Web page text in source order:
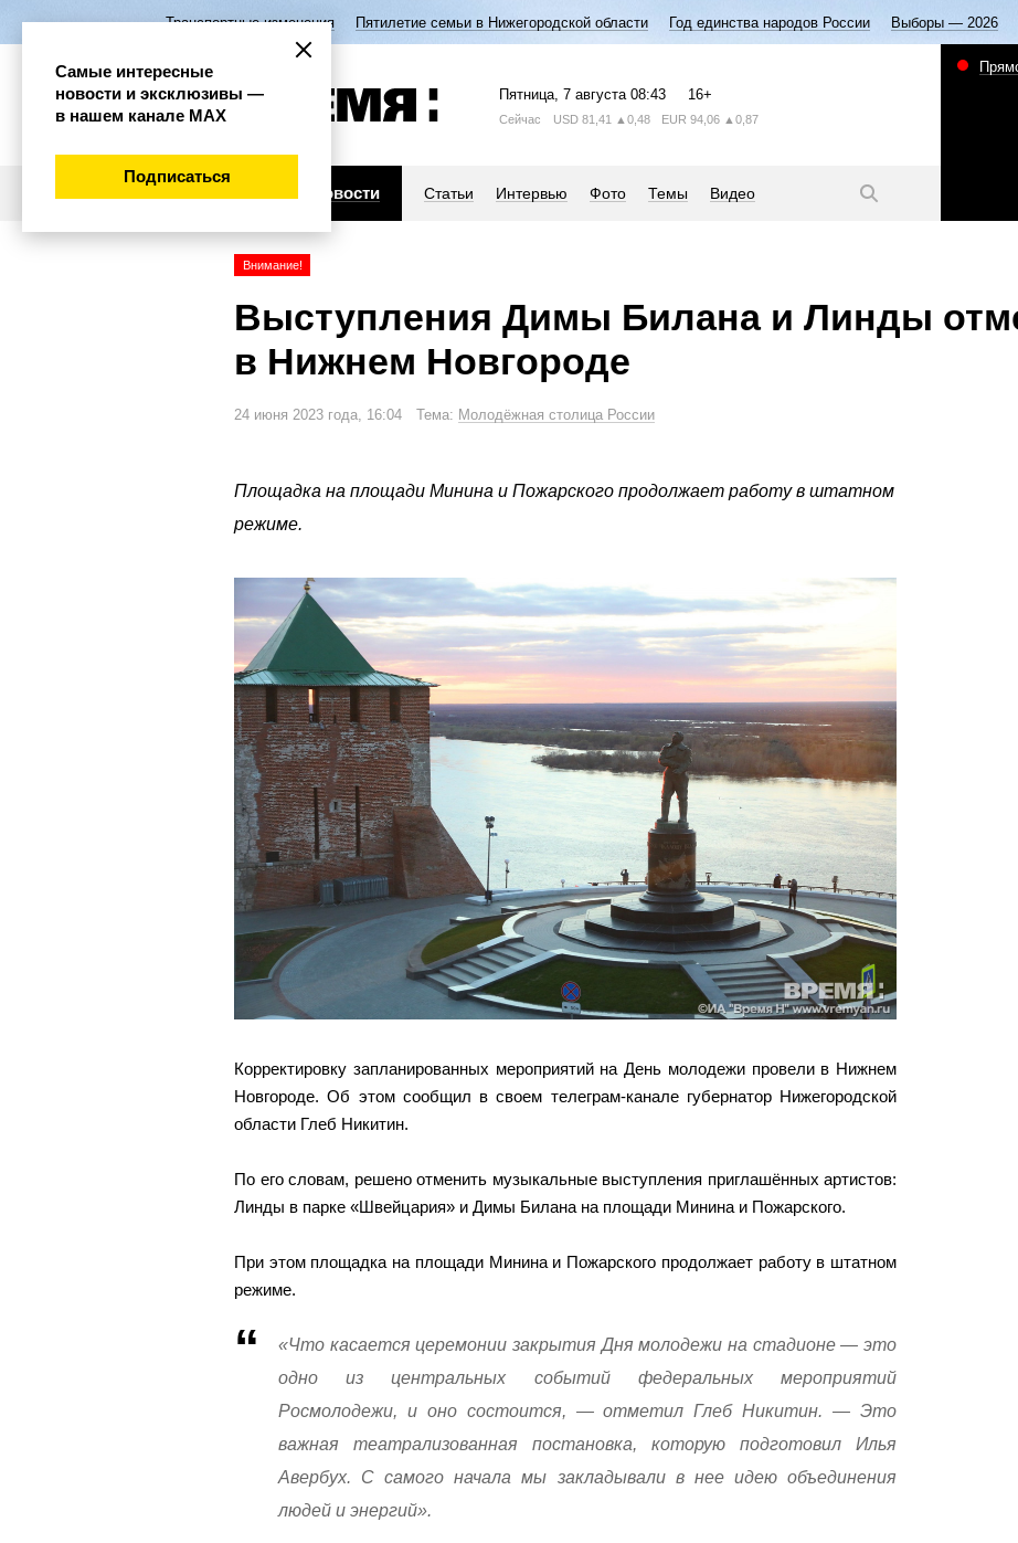
Транспортные изменения Пятилетие семьи в Нижегородской области Год единства народов России Выборы — 2026
Пятница, 7 августа 08:43 16+
Сейчас USD 81,41 ▲0,48 EUR 94,06 ▲0,87
Новости Статьи Интервью Фото Темы Видео
Внимание!
Выступления Димы Билана и Линды
в Нижнем Новгороде
24 июня 2023 года, 16:04 Тема: Молодёжная столица России
Площадка на площади Минина и Пожарского продолжает работу в штатном
режиме.
Корректировку запланированных мероприятий на День молодежи провели в Нижнем
Новгороде. Об этом сообщил в своем телеграм-канале губернатор Нижегородской
области Глеб Никитин.
По его словам, решено отменить музыкальные выступления приглашённых артистов:
Линды в парке «Швейцария» и Димы Билана на площади Минина и Пожарского.
При этом площадка на площади Минина и Пожарского продолжает работу в штатном
режиме.
«Что касается церемонии закрытия Дня молодежи на стадионе — это
одно из центральных событий федеральных мероприятий
Росмолодежи, и оно состоится, — отметил Глеб Никитин. — Это
важная театрализованная постановка, которую подготовил Илья
Авербух. С самого начала мы закладывали в нее идею объединения
людей и энергий».
Самые интересные
новости и эксклюзивы —
в нашем канале МАХ
Подписаться